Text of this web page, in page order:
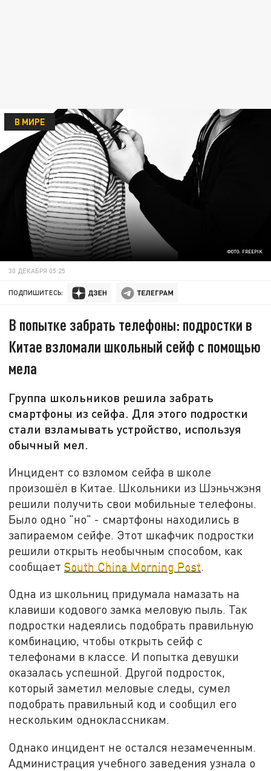
ФОТО: FREEPIK
В МИРЕ
30 ДЕКАБРЯ 05:25
ПОДПИШИТЕСЬ:
В попытке забрать телефоны: подростки в
Китае взломали школьный сейф с помощью
мела
Группа школьников решила забрать
смартфоны из сейфа. Для этого подростки
стали взламывать устройство, используя
обычный мел.
Инцидент со взломом сейфа в школе
произошёл в Китае. Школьники из Шэньчжэня
решили получить свои мобильные телефоны.
Было одно "но" - смартфоны находились в
запираемом сейфе. Этот шкафчик подростки
решили открыть необычным способом, как
сообщаетSouth China Morning Post.
Одна из школьниц придумала намазать на
клавиши кодового замка меловую пыль. Так
подростки надеялись подобрать правильную
комбинацию, чтобы открыть сейф с
телефонами в классе. И попытка девушки
оказалась успешной. Другой подросток,
который заметил меловые следы, сумел
подобрать правильный код и сообщил его
нескольким одноклассникам.
Однако инцидент не остался незамеченным.
Администрация учебного заведения узнала о